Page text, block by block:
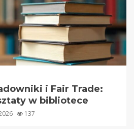
i Fair Trade:
w bibliotece
137